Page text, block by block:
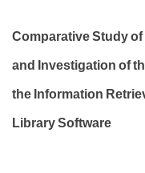
Comparative Study
and Investigation of
the Information
Library Software